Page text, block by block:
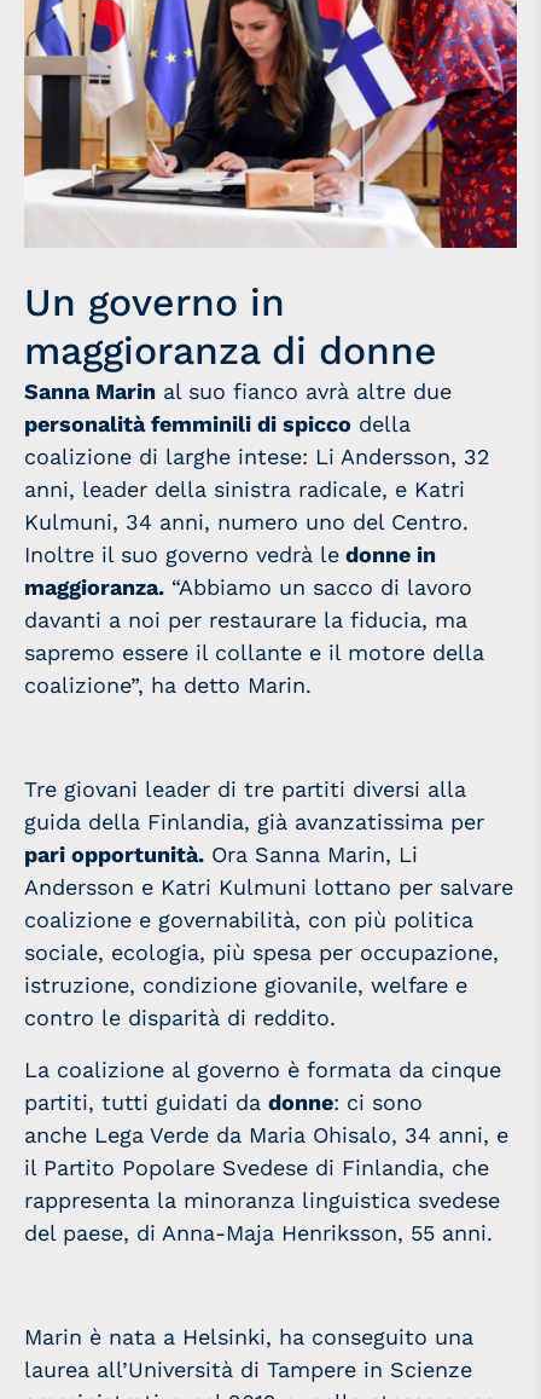
Un governo in
maggioranza di donne
Sanna Marin al suo fianco avrà altre due
personalità femminili di spicco della
coalizione di larghe intese: Li Andersson, 32
anni, leader della sinistra radicale, e Katri
Kulmuni, 34 anni, numero uno del Centro.
Inoltre il suo governo vedrà le donne in
maggioranza. “Abbiamo un sacco di lavoro
davanti a noi per restaurare la fiducia, ma
sapremo essere il collante e il motore della
coalizione”, ha detto Marin.
Tre giovani leader di tre partiti diversi alla
guida della Finlandia, già avanzatissima per
pari opportunità. Ora Sanna Marin, Li
Andersson e Katri Kulmuni lottano per salvare
coalizione e governabilità, con più politica
sociale, ecologia, più spesa per occupazione,
istruzione, condizione giovanile, welfare e
contro le disparità di reddito.
La coalizione al governo è formata da cinque
partiti, tutti guidati da donne: ci sono
anche Lega Verde da Maria Ohisalo, 34 anni, e
il Partito Popolare Svedese di Finlandia, che
rappresenta la minoranza linguistica svedese
del paese, di Anna-Maja Henriksson, 55 anni.
Marin è nata a Helsinki, ha conseguito una
laurea all’Università di Tampere in Scienze